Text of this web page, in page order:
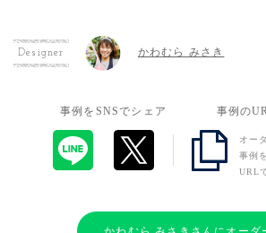
Designer かわむら みさき
事例をSNSでシェア 事例の
オー
事例
URL